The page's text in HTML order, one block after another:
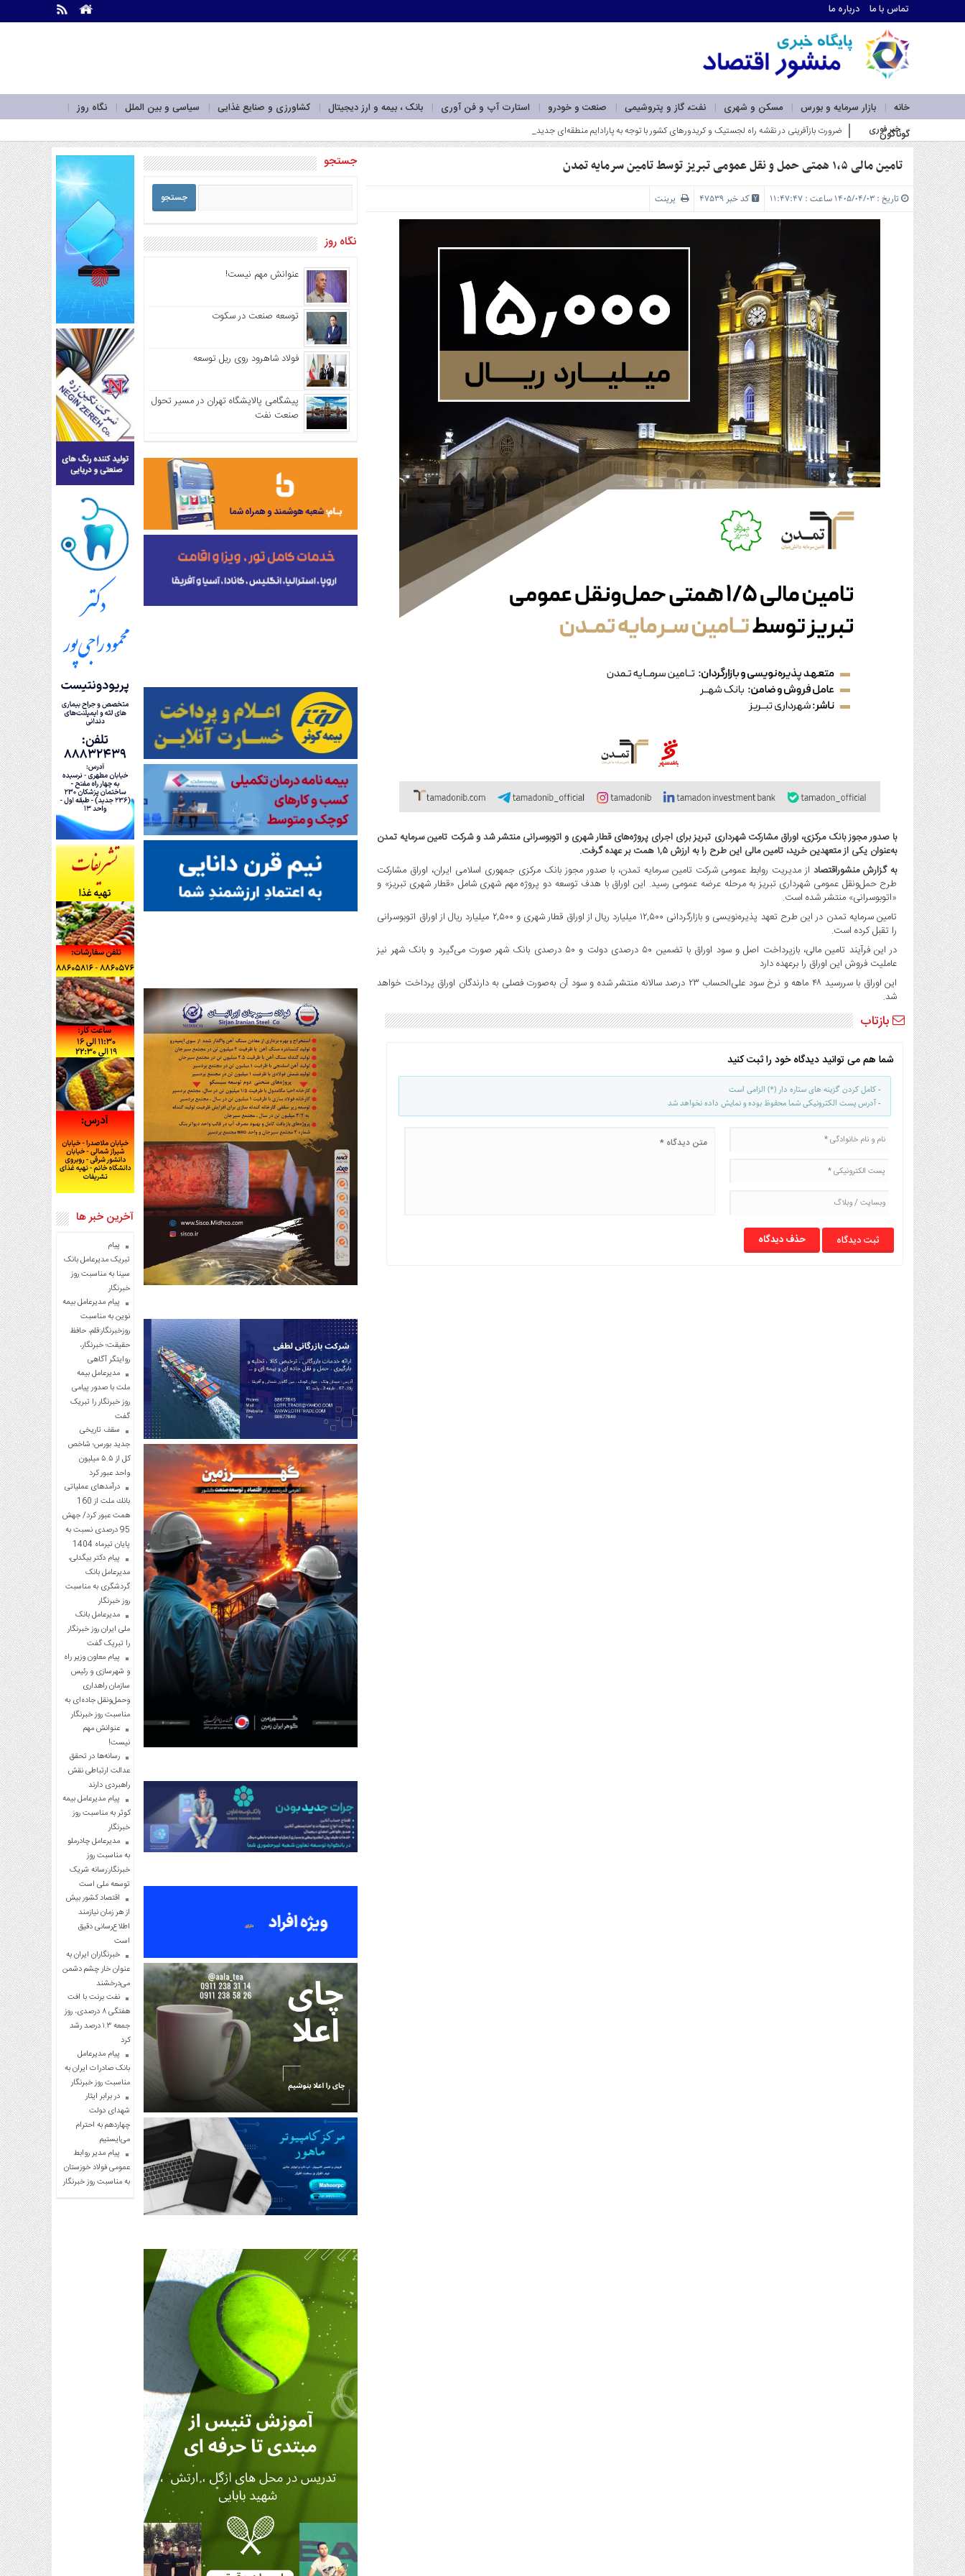
تماس با ما درباره ما
خانه بازار سرمایه و بورس مسکن و شهری نفت، گاز و پتروشیمی صنعت و خودرو استارت آپ و فن آوری بانک ، بیمه و ارز دیجیتال کشاورزی و صنایع غذایی سیاسی و بین الملل
نگاه روز
گوناگون
ما
درباره
سرویس
ها
خانه
بازار
سرمایه
و
بورس
مسکن
و
شهری
نفت،
گاز
و
پتروشیمی
صنعت
و
خودرو
استارت
آپ
و
فن
آوری
بانک
،
بیمه
و
ارز
دیجیتال
کشاورزی
و
صنایع
غذایی
سیاسی
و
بین
الملل
نگاه
روز
گوناگون
خبر فوری وزیر صم_
تامین مالی ۱,۵ همتی حمل و نقل عمومی تبریز توسط تامین سرمایه تمدن
تاریخ : ۱۴۰۵/۰۴/۰۳ ساعت : ۱۱:۴۷:۴۷ کد خبر 47539 پرینت
با صدور مجوز بانک مرکزی، اوراق مشارکت شهرداری تبریز برای اجرای پروژه‌های قطار شهری و اتوبوسرانی منتشر شد و شرکت تامین سرمایه تمدن
به‌عنوان یکی از متعهدین خرید، تامین مالی این طرح را به ارزش ۱,۵ همت بر عهده گرفت.
به گزارش منشوراقتصاد از مدیریت روابط عمومی شرکت تامین سرمایه تمدن، با صدور مجوز بانک مرکزی جمهوری اسلامی ایران، اوراق مشارکت
طرح حمل‌ونقل عمومی شهرداری تبریز به مرحله عرضه عمومی رسید. این اوراق با هدف توسعه دو پروژه مهم شهری شامل «قطار شهری تبریز» و
«اتوبوسرانی» منتشر شده است.
تامین سرمایه تمدن در این طرح تعهد پذیره‌نویسی و بازارگردانی ۱۲,۵۰۰ میلیارد ریال از اوراق قطار شهری و ۲,۵۰۰ میلیارد ریال از اوراق اتوبوسرانی
را تقبل کرده است.
در این فرآیند تامین مالی، بازپرداخت اصل و سود اوراق با تضمین ۵۰ درصدی دولت و ۵۰ درصدی بانک شهر صورت می‌گیرد و بانک شهر نیز
عاملیت فروش این اوراق را برعهده دارد
این اوراق با سررسید ۴۸ ماهه و نرخ سود علی‌الحساب ۲۳ درصد سالانه منتشر شده و سود آن به‌صورت فصلی به دارندگان اوراق پرداخت خواهد
شد.
بازتاب
شما هم می توانید دیدگاه خود را ثبت کنید
- کامل کردن گزینه های ستاره دار (*) الزامی است
- آدرس پست الکترونیکی شما محفوظ بوده و نمایش داده نخواهد شد
حذف دیدگاه
جستجو
نگاه روز
عنوانش مهم نیست!
توسعه صنعت در سکوت
فولاد شاهرود روی ریل توسعه
پیشگامی پالایشگاه تهران در مسیر تحول
صنعت نفت
آخرین خبر ها
پیام
تبریک مدیرعامل بانک
سینا به مناسبت روز
خبرنگار
پیام مدیرعامل بیمه
نوین به مناسبت
روزخبرنگار:قلم، حافظ
حقیقت؛ خبرنگار،
روایتگر آگاهی
مدیرعامل بیمه
ملت با صدور پیامی
روز خبرنگار را تبریک
گفت
سقف تاریخی
جدید بورس؛ شاخص
کل از ۵.۵ میلیون
واحد عبور کرد
درآمدهای عملیاتی
بانك ملت از 160
همت عبور كرد/ جهش
95 درصدی نسبت به
پایان تیرماه 1404
پیام دکتر بیگدلی،
مدیرعامل بانک
گردشگری به مناسبت
روز خبرنگار
مدیرعامل بانک
ملی ایران روز خبرنگار
را تبریک گفت
پیام معاون وزیر راه
و شهرسازی و رئیس
سازمان راهداری
وحمل‌ونقل جاده‌ای به
مناسبت روز خبرنگار
عنوانش مهم
نیست!
رسانه‌ها در تحقق
عدالت ارتباطی نقش
راهبردی دارند
پیام مدیرعامل بیمه
کوثر به مناسبت روز
خبرنگار
مدیرعامل چادرملو
به مناسبت روز
خبرنگار:رسانه شریک
توسعه ملی است
اقتصاد کشور بیش
از هر زمان نیازمند
اطلاع‌رسانی دقیق
است
خبرنگاران ایران به
عنوان خار چشم دشمن
می‌درخشند
نفت برنت با افت
هفتگی ۸ درصدی، روز
جمعه ۱.۳ درصد رشد
کرد
پیام مدیرعامل
بانک صادرات ایران به
مناسبت روز خبرنگار
در برابر ایثار
شهدای دولت
چهاردهم به احترام
می‌ایستیم
پیام مدیر روابط
عمومی فولاد خوزستان
به مناسبت روز خبرنگار